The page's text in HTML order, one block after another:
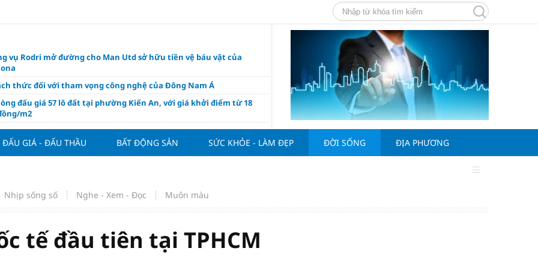
vụ Rodri mở đường cho Man Utd sở hữu tiền vệ báu vật của
thức đối với tham vọng công nghệ của Đông Nam Á
đấu giá 57 lô đất tại phường Kiến An, với giá khởi điểm từ 18
m2
nghỉ 4 ngày liên tục dịp Ngày Văn hóa Việt Nam 2026
khóa” triển khai ESG thực chất
quy định người nước ngoài sở hữu nhà ở
chỉ
đề xuất chỉ áp dụng thời hạn sử dụng chung cư theo niên hạn với
mới
ĐẤU GIÁ - ĐẤU THẦU BẤT ĐỘNG SẢN SỨC KHỎE - LÀM ĐẸP ĐỜI SỐNG ĐỊA PHƯƠNG
Nhịp sống số Nghe - Xem - Đọc Muôn màu
tế đầu tiên tại TPHCM